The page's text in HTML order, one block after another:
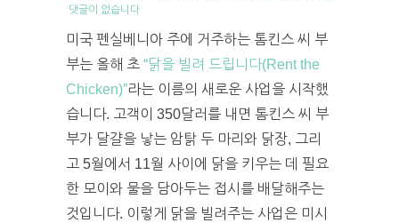
댓글이 없습니다
미국 펜실베니아 주에 거주하는 톰킨스 씨 부
부는 올해 초 “닭을 빌려 드립니다(Rent the
Chicken)”라는 이름의 새로운 사업을 시작했
습니다. 고객이 350달러를 내면 톰킨스 씨 부
부가 달걀을 낳는 암탉 두 마리와 닭장, 그리
고 5월에서 11월 사이에 닭을 키우는 데 필요
한 모이와 물을 담아두는 접시를 배달해주는
것입니다. 이렇게 닭을 빌려주는 사업은 미시